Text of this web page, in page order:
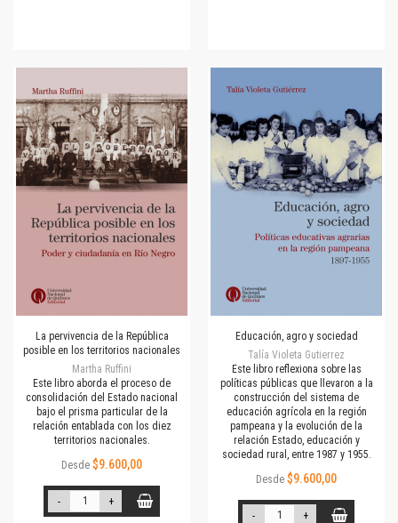
La pervivencia de la República
posible en los territorios nacionales
Martha Ruffini
Este libro aborda el proceso de
consolidación del Estado nacional
bajo el prisma particular de la
relación entablada con los diez
territorios nacionales.
Desde $9.600,00
- +
Educación, agro y sociedad
Talía Violeta Gutierrez
Este libro reflexiona sobre las
políticas públicas que llevaron a la
construcción del sistema de
educación agrícola en la región
pampeana y la evolución de la
relación Estado, educación y
sociedad rural, entre 1987 y 1955.
Desde $9.600,00
- +